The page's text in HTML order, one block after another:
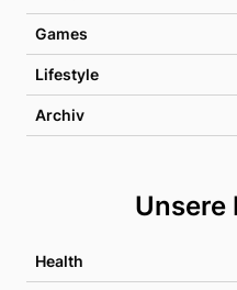
Games
Lifestyle
Archiv
Unsere
Health